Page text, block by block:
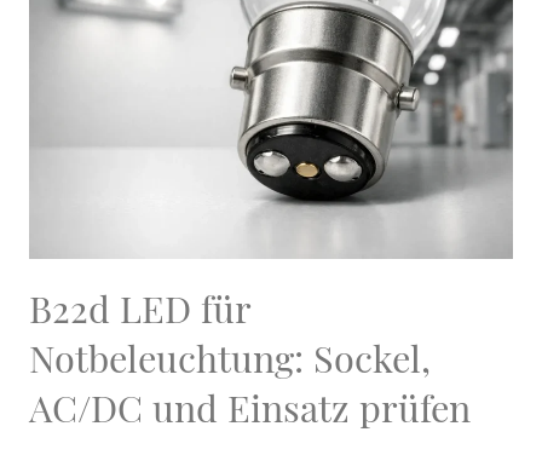
B22d LED für
Notbeleuchtung: Sockel,
AC/DC und Einsatz prüfen